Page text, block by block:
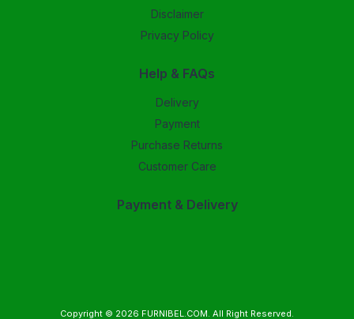
Disclaimer
Privacy Policy
Help & FAQs
Delivery
Payment
Purchase Returns
Customer Care
Payment & Delivery
Copyright © 2026 FURNIBEL.COM. All Right Reserved.